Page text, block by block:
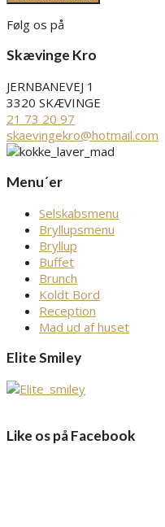
Følg os på
Skævinge Kro
JERNBANEVEJ 1
3320 SKÆVINGE
21 73 20 97
skaevingekro@hotmail.com
Menu´er
Selskabsmenu
Bryllupsmenu
Bryllup
Buffet
Brunch
Koldt Bord
Reception
Mad ud af huset
Elite Smiley
Like os på Facebook